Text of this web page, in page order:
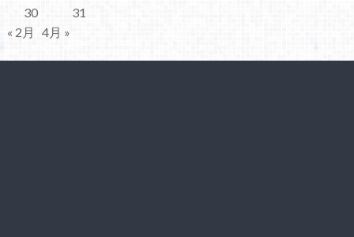
30
31
« 2月
4月 »